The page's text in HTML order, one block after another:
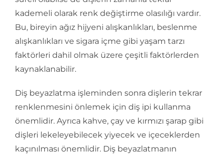
kademeli olarak renk değiştirme olasılığı vardır.
Bu, bireyin ağız hijyeni alışkanlıkları, beslenme
alışkanlıkları ve sigara içme gibi yaşam tarzı
faktörleri dahil olmak üzere çeşitli faktörlerden
kaynaklanabilir.
Diş beyazlatma işleminden sonra dişlerin tekrar
renklenmesini önlemek için diş ipi kullanma
önemlidir. Ayrıca kahve, çay ve kırmızı şarap gibi
dişleri lekeleyebilecek yiyecek ve içeceklerden
kaçınılması önemlidir. Diş beyazlatmanın